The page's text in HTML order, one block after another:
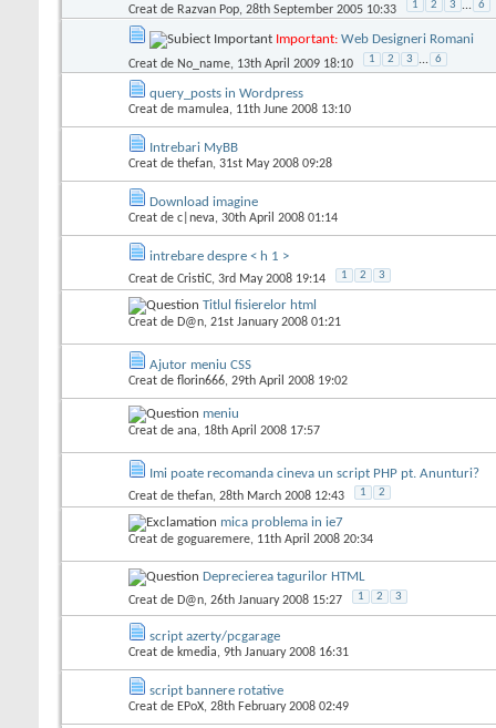
Creat de Razvan Pop, 28th September 2005 10:33 1 2 3 ... 6
Important: Web Designeri Romani
Creat de No_name, 13th April 2009 18:10 1 2 3 ... 6
query_posts in Wordpress
Creat de mamulea, 11th June 2008 13:10
Intrebari MyBB
Creat de thefan, 31st May 2008 09:28
Download imagine
Creat de c|neva, 30th April 2008 01:14
intrebare despre < h 1 >
Creat de CristiC, 3rd May 2008 19:14 1 2 3
Titlul fisierelor html
Creat de D@n, 21st January 2008 01:21
Ajutor meniu CSS
Creat de florin666, 29th April 2008 19:02
meniu
Creat de ana, 18th April 2008 17:57
Imi poate recomanda cineva un script PHP pt. Anunturi?
Creat de thefan, 28th March 2008 12:43 1 2
mica problema in ie7
Creat de goguaremere, 11th April 2008 20:34
Deprecierea tagurilor HTML
Creat de D@n, 26th January 2008 15:27 1 2 3
script azerty/pcgarage
Creat de kmedia, 9th January 2008 16:31
script bannere rotative
Creat de EPoX, 28th February 2008 02:49